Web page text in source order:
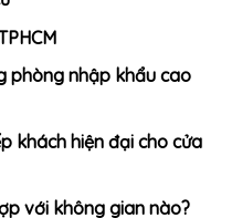
phòng nhập khẩu cao
khách hiện đại cho cửa
với không gian nào?